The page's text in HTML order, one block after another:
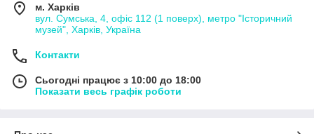
м. Харків
вул. Сумська, 4, офіс 112 (1 поверх), метро "Історичний
музей", Харків, Україна
Контакти
Сьогодні працює з 10:00 до 18:00
Показати весь графік роботи